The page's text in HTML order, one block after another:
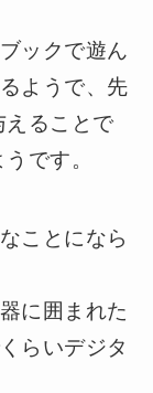
ックで遊ん
ようで、先
えることで
です。
ことになら
に囲まれた
らいデジタ